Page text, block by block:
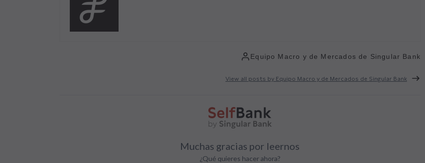
Equipo Macro y de Mercados de Singular Bank
View all posts by Equipo Macro y de Mercados de Singular Bank
Muchas gracias por leernos
¿Qué quieres hacer ahora?